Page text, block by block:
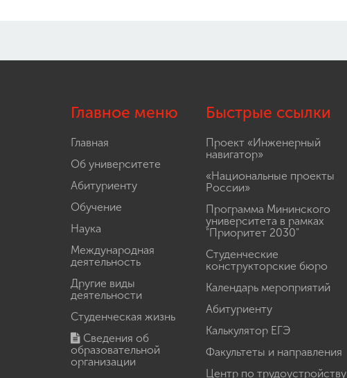
Главное меню
Главная
Об университете
Абитуриенту
Обучение
Наука
Международная
деятельность
Другие виды
деятельности
Студенческая жизнь
Сведения об
образовательной
организации
Быстрые ссылки
Проект «Инженерный
навигатор»
«Национальные проекты
России»
Программа Мининского
университета в рамках
"Приоритет 2030"
Студенческие
конструкторские бюро
Календарь мероприятий
Абитуриенту
Калькулятор ЕГЭ
Факультеты и направления
Центр по трудоустройству